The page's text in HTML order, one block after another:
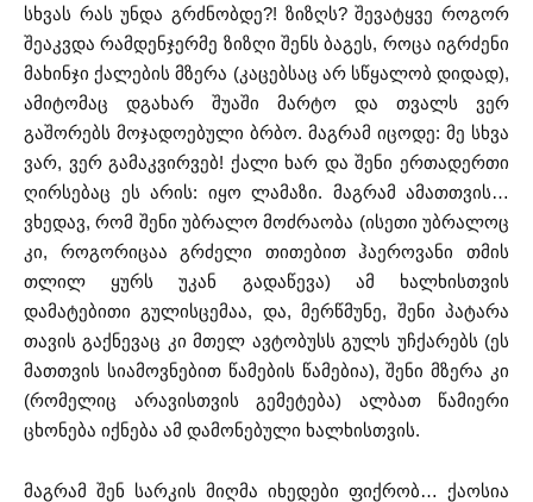
სხვას რას უნდა გრძნობდე?! ზიზღს? შევატყვე როგორ
შეაკვდა რამდენჯერმე ზიზღი შენს ბაგეს, როცა იგრძენი
მახინჯი ქალების მზერა (კაცებსაც არ სწყალობ დიდად),
ამიტომაც დგახარ შუაში მარტო და თვალს ვერ
გაშორებს მოჯადოებული ბრბო. მაგრამ იცოდე: მე სხვა
ვარ, ვერ გამაკვირვებ! ქალი ხარ და შენი ერთადერთი
ღირსებაც ეს არის: იყო ლამაზი. მაგრამ ამათთვის…
ვხედავ, რომ შენი უბრალო მოძრაობა (ისეთი უბრალოც
კი, როგორიცაა გრძელი თითებით ჰაეროვანი თმის
თლილ ყურს უკან გადაწევა) ამ ხალხისთვის
დამატებითი გულისცემაა, და, მერწმუნე, შენი პატარა
თავის გაქნევაც კი მთელ ავტობუსს გულს უჩქარებს (ეს
მათთვის სიამოვნებით წამების წამებია), შენი მზერა კი
(რომელიც არავისთვის გემეტება) ალბათ წამიერი
ცხონება იქნება ამ დამონებული ხალხისთვის.
მაგრამ შენ სარკის მიღმა იხედები ფიქრობ… ქაოსია